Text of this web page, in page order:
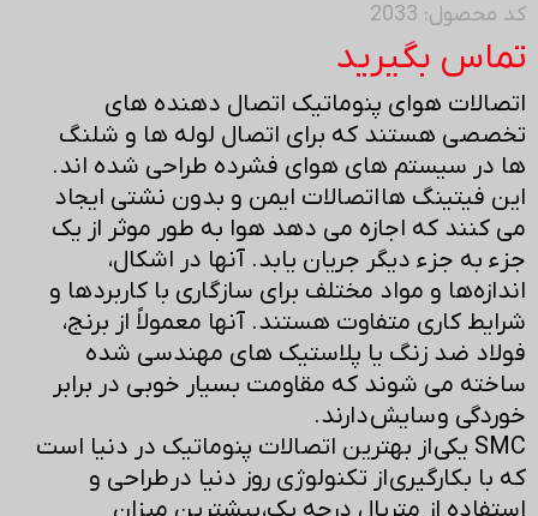
کد محصول: 2033
تماس بگیرید
اتصالات هوای پنوماتیک اتصال دهنده های
تخصصی هستند که برای اتصال لوله ها و شلنگ
ها در سیستم های هوای فشرده طراحی شده اند.
این فیتینگ ها اتصالات ایمن و بدون نشتی ایجاد
می کنند که اجازه می دهد هوا به طور موثر از یک
جزء به جزء دیگر جریان یابد. آنها در اشکال،
اندازه‌ها و مواد مختلف برای سازگاری با کاربردها و
شرایط کاری متفاوت هستند. آنها معمولاً از برنج،
فولاد ضد زنگ یا پلاستیک های مهندسی شده
ساخته می شوند که مقاومت بسیار خوبی در برابر
خوردگی و سایش دارند.
SMC یکی از بهترین اتصالات پنوماتیک در دنیا است
که با بکارگیری از تکنولوژی روز دنیا در طراحی و